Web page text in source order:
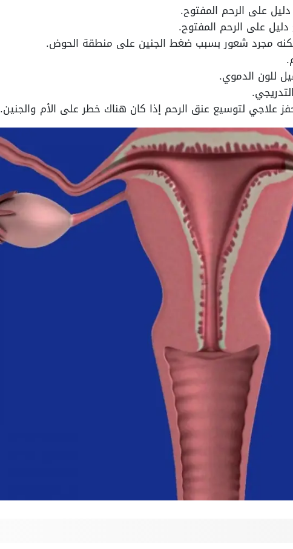
على الرحم المفتوح.
على الرحم المفتوح.
مجرد شعور بسبب ضغط الجنين على منطقة الحوض.
للون الدموي.
علاجي لتوسيع عنق الرحم إذا كان هناك خطر على الأم والجنين.